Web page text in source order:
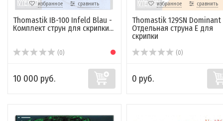
избранное сравнить
Thomastik IB-100 Infeld Blau -
Комплект струн для скрипки...
(0)
10 000 руб.
избранное сравнить
Thomastik 129SN Dominant
Отдельная струна E для
скрипки
(0)
0 руб.